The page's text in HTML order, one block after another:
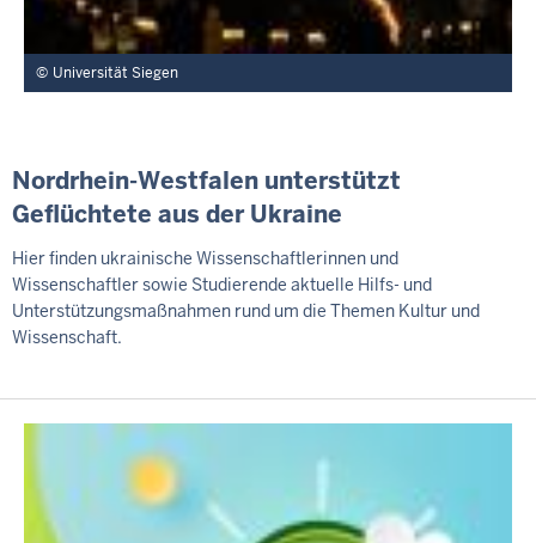
Universität Siegen
Nordrhein-Westfalen unterstützt
Geflüchtete aus der Ukraine
Hier finden ukrainische Wissenschaftlerinnen und
Wissenschaftler sowie Studierende aktuelle Hilfs- und
Unterstützungsmaßnahmen rund um die Themen Kultur und
Wissenschaft.